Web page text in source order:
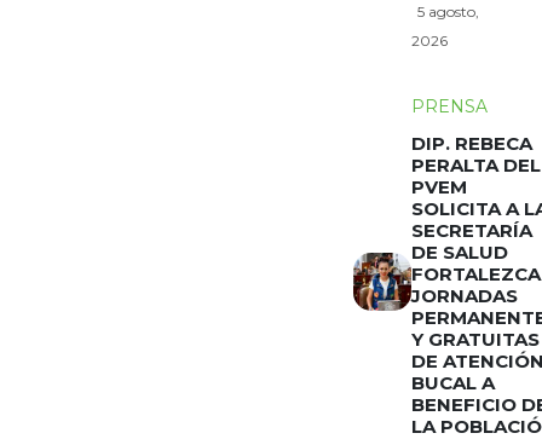
5 agosto,
2026
PRENSA
DIP. REBECA
PERALTA DEL
PVEM
SOLICITA A
SECRETARÍA
DE SALUD
FORTALEZCA
JORNADAS
Y GRATUITAS
DE
BUCAL A
BENEFICIO
LA